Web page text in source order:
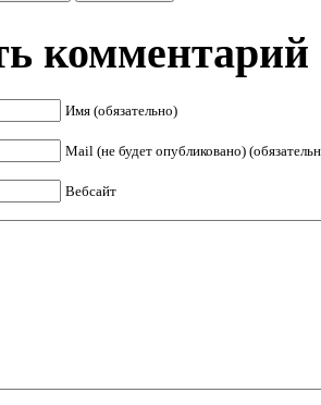
комментарий
Имя (обязательно)
Mail (не будет опубликовано)
Вебсайт